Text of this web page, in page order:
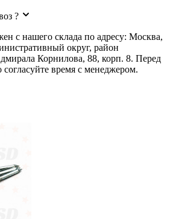
?
с нашего склада по адресу: Москва,
округ, район
Корнилова, 88, корп. 8. Перед
согласуйте время с менеджером.